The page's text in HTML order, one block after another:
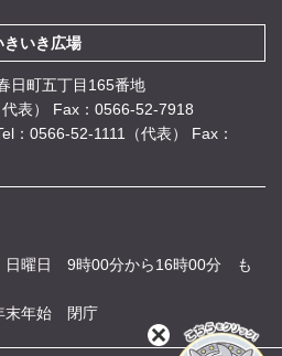
きいき広場
日町五丁目165番地
表）
Fax：0566-52-7918
：0566-52-1111（代表）
Fax：
日曜日 9時00分から16時00分 も
末年始 閉庁
閉